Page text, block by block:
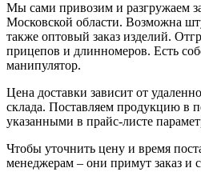
Мы сами привозим и разгружаем
Московской области. Возможна
также оптовый заказ изделий.
прицепов и длинномеров. Есть
манипулятор.
Цена доставки зависит от
склада. Поставляем продукцию в
указанными в прайс-листе
Чтобы уточнить цену и время
менеджерам – они примут заказ и